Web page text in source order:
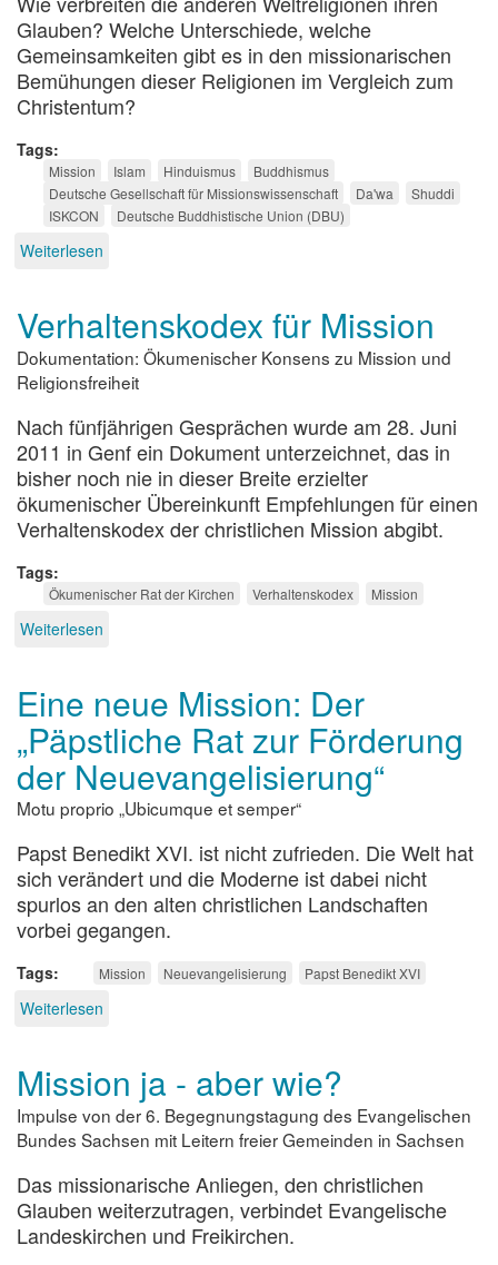
Glauben? Welche Unterschiede, welche
Gemeinsamkeiten gibt es in den missionarischen
Bemühungen dieser Religionen im Vergleich zum
Christentum?
Tags
Mission Islam Hinduismus
Buddhismus
Deutsche Gesellschaft für Missionswissenschaft
Da'wa
Shuddi
ISKCON
Deutsche Buddhistische Union (DBU)
Weiterlesen
in
alle
Welt
....
Verhaltenskodex für Mission
Dokumentation: Ökumenischer Konsens zu Mission und
Religionsfreiheit
Nach fünfjährigen Gesprächen wurde am 28. Juni
2011 in Genf ein Dokument unterzeichnet, das in
bisher noch nie in dieser Breite erzielter
ökumenischer Übereinkunft Empfehlungen für einen
Verhaltenskodex der christlichen Mission abgibt.
Tags
Ökumenischer Rat der Kirchen Verhaltenskodex Mission
Weiterlesen
Eine neue Mission: Der
„Päpstliche Rat zur Förderung
der Neuevangelisierung“
Motu proprio „Ubicumque et semper“
Papst Benedikt XVI. ist nicht zufrieden. Die Welt hat
sich verändert und die Moderne ist dabei nicht
spurlos an den alten christlichen Landschaften
vorbei gegangen.
Tags Mission Neuevangelisierung Papst Benedikt XVI
Weiterlesen
Mission:
Der
„Päpstliche
Rat
Förderung
der
Neuevangelisierung“
Mission ja - aber wie?
Impulse von der 6. Begegnungstagung des Evangelischen
Bundes Sachsen mit Leitern freier Gemeinden in Sachsen
Das missionarische Anliegen, den christlichen
Glauben weiterzutragen, verbindet Evangelische
Landeskirchen und Freikirchen.